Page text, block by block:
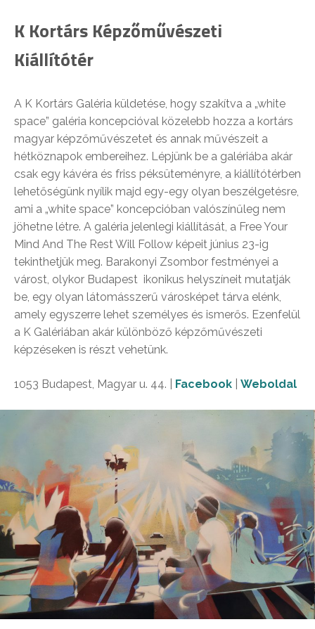
K Kortárs Képzőművészeti
Kiállítótér
A K Kortárs Galéria küldetése, hogy szakítva a „white
space” galéria koncepcióval közelebb hozza a kortárs
magyar képzőművészetet és annak művészeit a
hétköznapok embereihez. Lépjünk be a galériába akár
csak egy kávéra és friss péksüteményre, a kiállítótérben
lehetőségünk nyílik majd egy-egy olyan beszélgetésre,
ami a „white space” koncepcióban valószínűleg nem
jöhetne létre. A galéria jelenlegi kiállítását, a Free Your
Mind And The Rest Will Follow képeit június 23-ig
tekinthetjük meg. Barakonyi Zsombor festményei a
várost, olykor Budapest ikonikus helyszíneit mutatják
be, egy olyan látomásszerű városképet tárva elénk,
amely egyszerre lehet személyes és ismerős. Ezenfelül
a K Galériában akár különböző képzőművészeti
képzéseken is részt vehetünk.
1053 Budapest, Magyar u. 44. | Facebook Weboldal